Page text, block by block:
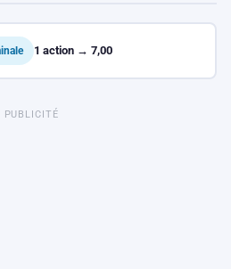
1 action → 7,00
PUBLICITÉ